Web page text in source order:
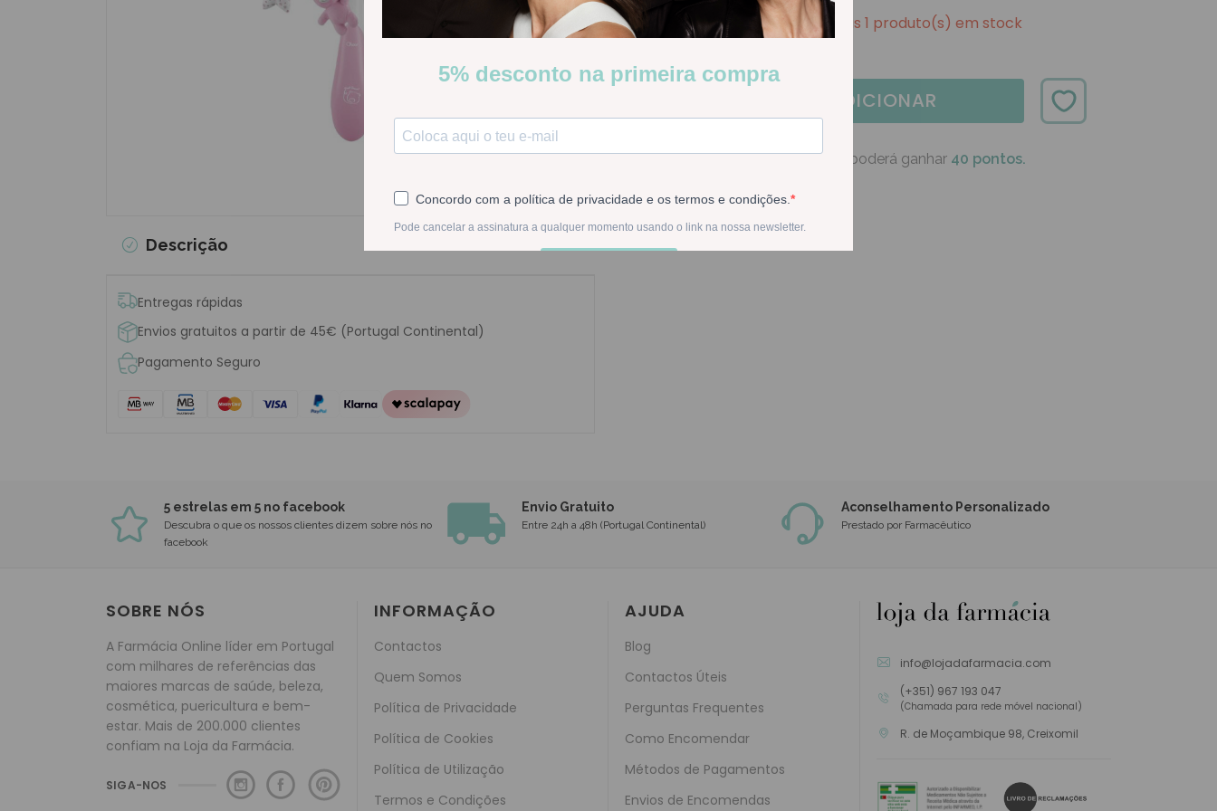
Descrição
Entregas rápidas
Envios gratuitos a partir de 45€ (Portugal Continental)
Pagamento Seguro
Poucas Unidades
Apenas 1 produto(s) em stock
ADICIONAR
Na compra deste produto poderá ganhar 40 pontos.
5 estrelas em 5 no facebook
Descubra o que os nossos clientes dizem sobre nós no
facebook
Envio Gratuito
Entre 24h a 48h (Portugal Continental)
Aconselhamento Personalizado
Prestado por Farmacêutico
SOBRE NÓS
A Farmácia Online líder em Portugal
com milhares de referências das
maiores marcas de saúde, beleza,
cosmética, puericultura e bem-
estar. Mais de 200.000 clientes
confiam na Loja da Farmácia.
SIGA-NOS
INFORMAÇÃO
Contactos
Quem Somos
Política de Privacidade
Política de Cookies
Política de Utilização
Termos e Condições
AJUDA
Blog
Contactos Úteis
Perguntas Frequentes
Como Encomendar
Métodos de Pagamentos
Envios de Encomendas
info@lojadafarmacia.com
(+351) 967 193 047
(Chamada para rede móvel nacional)
R. de Moçambique 98, Creixomil